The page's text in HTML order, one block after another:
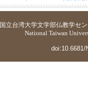
国立台湾大学文学部仏教学セ
National Taiwan
doi:10.6681/